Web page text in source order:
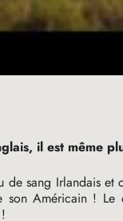
il est même
de sang Irlandais
son Américain ! Le
!